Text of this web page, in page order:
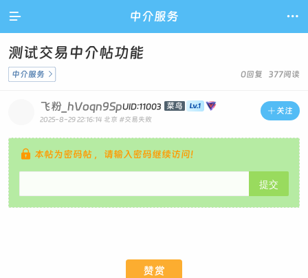
 中介服务 
测试交易中介帖功能
0回复 377阅读
中介服务 
 关注
飞粉_hVoqn9SpUID:11003 菜鸟
2025-8-29 22:16:14 北京 #交易失败
 本帖为密码帖 ，请输入密码继续访问!
提交
赞赏